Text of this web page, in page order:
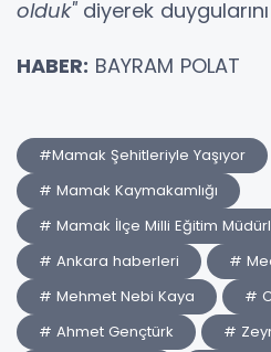
olduk"diyerek
HABER: BAYRAM POLAT
#Mamak Şehitleriyle Yaşıyor
# Mamak Kaymakamlığı
# Mamak İlçe Milli Eğitim
# Ankara haberleri
#
# Mehmet Nebi Kaya
#
# Ahmet Gençtürk
#